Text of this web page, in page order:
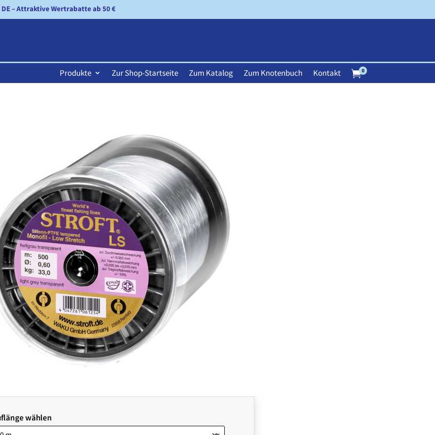
– Attraktive Wertrabatte ab 50 €
Produkte Zur Shop-Startseite Zum Katalog Zum Knotenbuch Kontakt 0
wählen